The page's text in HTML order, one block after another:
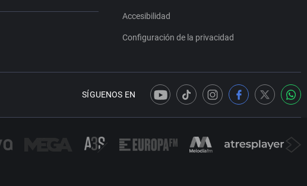
Accesibilidad
Configuración de la privacidad
SÍGUENOS EN